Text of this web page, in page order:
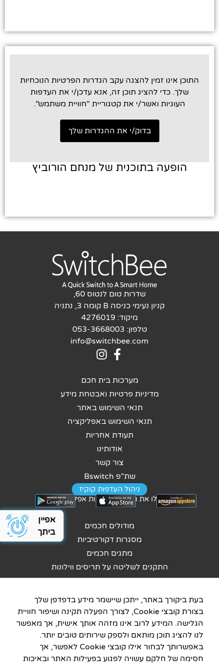
התוכן אינו זמין להצגה עקב הגדרות הפרטיות הנוכחיות
שלך. כדי להציג תוכן זה, אנא עדכן/י את העדפות
העוגיות ואשר/י את קטגוריית "חוויית משתמש".
בדוק/י את ההגדרות שלך
הופעה בתוכנית של מנחם הורוביץ
שדרות טום לנטוס 60,
קניון נעימי כניסה B קומה 3, נתניה
מיקוד: 4276019
טלפון: 053-3668003
info@switchbee.com
מערכות בית חכם
מדיניות פרטיות ואבטחת מידע
תנאי השימוש באתר
תנאי השימוש באפליקציה
תעודת אחריות
אודותינו
צור קשר
שת”פ Bswitch
ניהול העדפות קוקיז
נהלו את הבית באמצעות אפליקציה
מודולים חכמים
מסגרות דקורטיביות
מתגים חכמים
התקנים לשליטה על תריסים ווילונות
מערכות מרכזיות
סנסורים
התממשקות – לעוזרות קוליות
התממשקות – למערכות צד שלישי
מוצרים נוספים לבית חכם
אפיין
ביתך
כלי מהיר
בעת ביקורך באתר, ייתכן שיישמר מידע בדפדפן שלך
בצורת קובצי Cookie, לצורך הפעלה תקינה ושיפור חוויית
הגלישה. המידע לרוב אינו מזהה אותך אישית, אך מאפשר
לנו להציג תוכן מותאם ולספק שירותים טובים יותר.
באפשרותך לבחור אילו קובצי Cookie לאפשר, אך
חסימה של חלקם עשויה לפגוע בפעילות האתר ובאיכות
באתר.
חוויית
משתמש
כדי שהאתר
מיטבית, חלק
מהתוכן
והשירותים (כמו
מפס ותכונות
אם לא תאשר/י
יוצגו.
שיווקי
שיתוף
תחומי
העניין
וההתנהגות
תגדל
לראות
תוכן
והצעות
מותאמות
אישית.